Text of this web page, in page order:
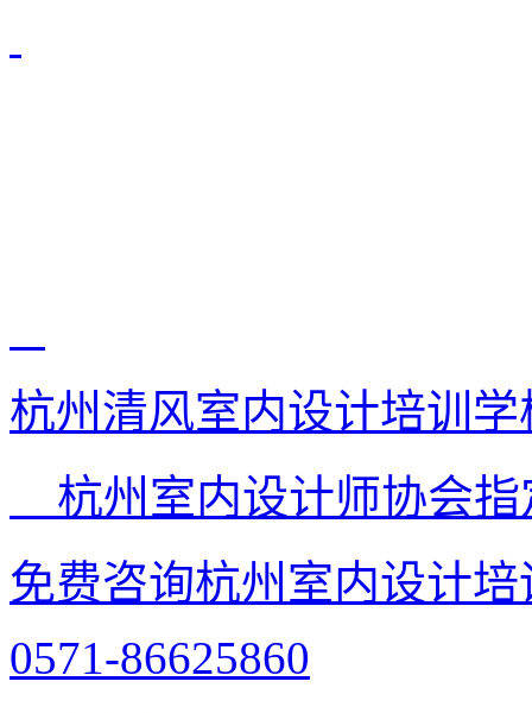
杭州清风室内设计培训学
杭州室内设计师协会
免费咨询杭州室内设计
0571-86625860